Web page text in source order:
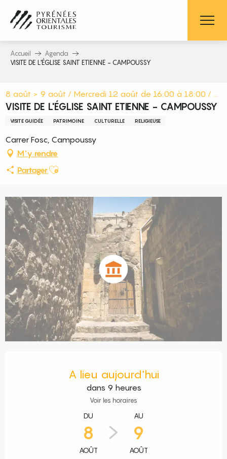
contenu
principal
Accueil
Agenda
VISITE DE L'ÉGLISE SAINT ETIENNE - CAMPOUSSY
8 août > 9 août / Mercredi 12 août de 16:00 à 18:00 / ...
VISITE DE L'ÉGLISE SAINT ETIENNE - CAMPOUSSY
VISITE GUIDÉE PATRIMOINE CULTURELLE RELIGIEUSE
Carrer Fosc, Campoussy
M'y rendre
PartagerAjouter aux favoris
A lieu aujourd'hui
dans 9 heures
Voir les horaires
DU
8
AOÛT
AU
9
AOÛT